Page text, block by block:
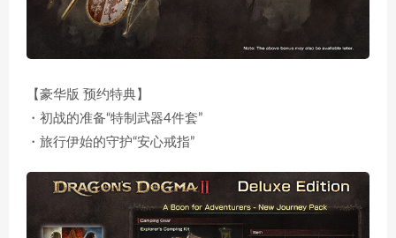
【豪华版 预约特典】
・初战的准备“特制武器4件套”
・旅行伊始的守护“安心戒指”